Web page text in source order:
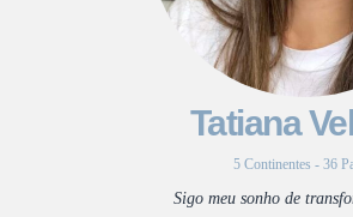
Tatiana
5 Continentes - 36
Sigo meu sonho de